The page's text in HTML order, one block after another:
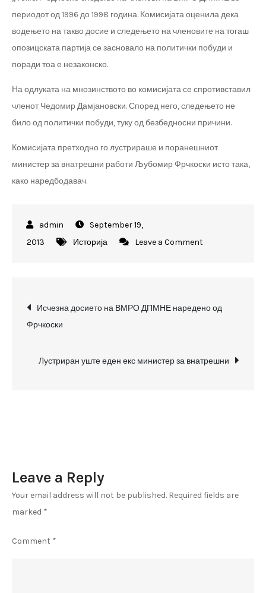
периодот од 1996 до 1998 година. Комисијата оценила дека
водењето на такво досие и следењето на членовите на тогаш
опозицската партија се засновало на политички побуди и
поради тоа е незаконско.
На одлуката на мнозинството во комисијата се спротивставил
членот Чедомир Дамјановски. Според него, следењето не
било од политички побуди, туку од безбедносни причини.
Комисијата претходно го лустрираше и поранешниот
министер за внатрешни работи Љубомир Фрчкоски исто така,
како наредбодавач.
September 19,
2013
Историја Leave a Comment
за
Post
navigation
Исчезна досието на ВМРО ДПМНЕ наредено од
Фрчкоски
Лустриран уште еден екс министер за внатрешни
Leave a Reply
Your email address will not be published. Required fields are
marked *
Comment *